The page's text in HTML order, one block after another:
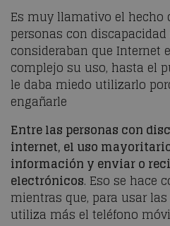
Es muy llamativo el hecho
personas con
consideraban que Internet
complejo su uso, hasta el
le daba miedo utilizarlo
engañarle
Entre las personas con
internet, el uso
información y enviar o
electrónicos. Eso se hace
mientras que, para usar
utiliza más el teléfono